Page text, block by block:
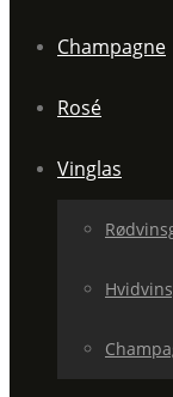
Champagne
Rosé
Vinglas